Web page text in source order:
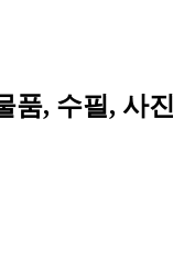
품, 수필, 사진